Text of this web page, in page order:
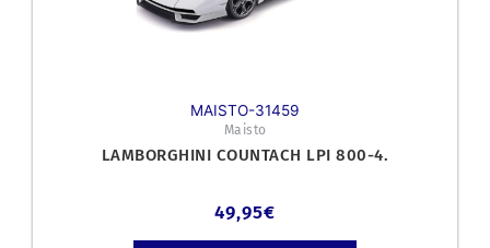
MAISTO-31459
Maisto
LAMBORGHINI COUNTACH LPI 800-4.
49,95€